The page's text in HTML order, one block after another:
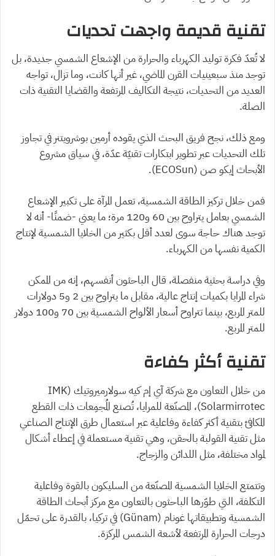
تقنية قديمة واجهت تحديات
لا تُعدّ فكرة توليد الكهرباء والحرارة من الإشعاع الشمسي جديدة، بل
توجد منذ سبعينيات القرن الماضي، غير أنها كانت، وما تزال، تواجه
العديد من التحديات، نتيجة التكاليف المرتفعة والقضايا التقنية ذات
الصلة.
ومع ذلك، نجح فريق البحث الذي يقوده أرمين بوشرويتنر في تجاوز
تلك التحديات عبر تطوير ابتكارات تقنيّة عدّة، في سياق مشروع
الأبحاث إيكو صن (ECOSun).
فمن خلال تركيز الطاقة الشمسية، تعمل المرآة على تكبير الإشعاع
الشمسي بعامل يتراوح بين 60 و120 مرة؛ ما يعني -ضمنًا- أنه لا
توجد هناك حاجة سوى لعدد أقل بكثير من الخلايا الشمسية لإنتاج
الكمية نفسها من الكهرباء.
وفي دراسة بحثية منفصلة، قال الباحثون أنفسهم، إنه من الممكن
شراء المرايا بكميات إنتاج عالية، مقابل ما يتراوح بين 2 و5 دولارات
للمتر المربع، بينما تتراوح أسعار الألواح الشمسية بين 70 و100 دولار
للمتر المربع.
تقنية أكثر كفاءة
من خلال التعاون مع شركة آي إم كيه سولارميروتيك (IMK
Solarmirrotec)، المصنّعة للمرايا، تُصنع المُجمِعات ذات القطع
المكافئ بتقنية أكثر كفاءة وفاعلية عبر استعمال طرق الإنتاج الصناعي
مثل تقنية القولبة بالحقن، وهي تقنية مستعملة في إعطاء أشكال
لمواد مختلفة، مثل اللدائن والزجاج.
وتتمتع الخلايا الشمسية المصنّعة من السليكون بالقوة وفاعلية
التكلفة، التي طوّرها الباحثون بالتعاون مع مركز أبحاث الطاقة
الشمسية وتطبيقاتها غونام (Günam) في تركيا، بالقدرة على تحمّل
درجات الحرارة المرتفعة لأشعة الشمس المركزة.